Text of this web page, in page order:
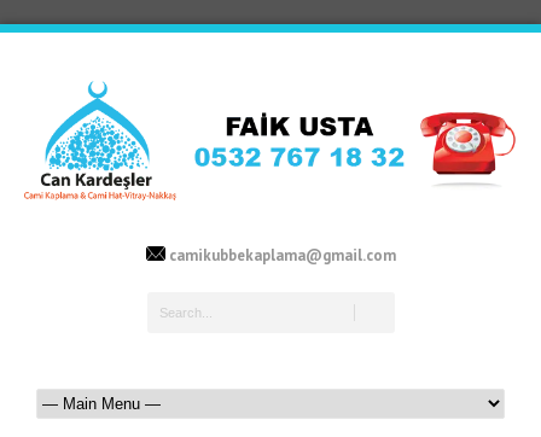
camikubbekaplama@gmail.com